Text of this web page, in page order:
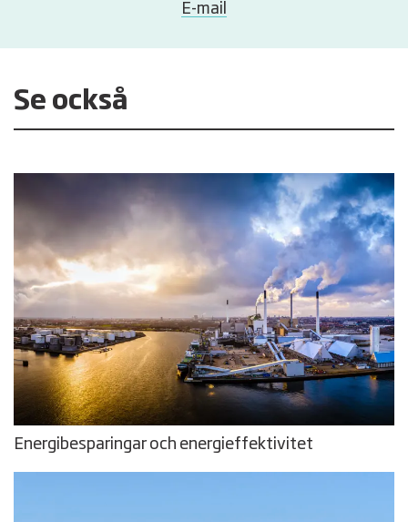
E-mail
Se också
Energibesparingar och energieffektivitet